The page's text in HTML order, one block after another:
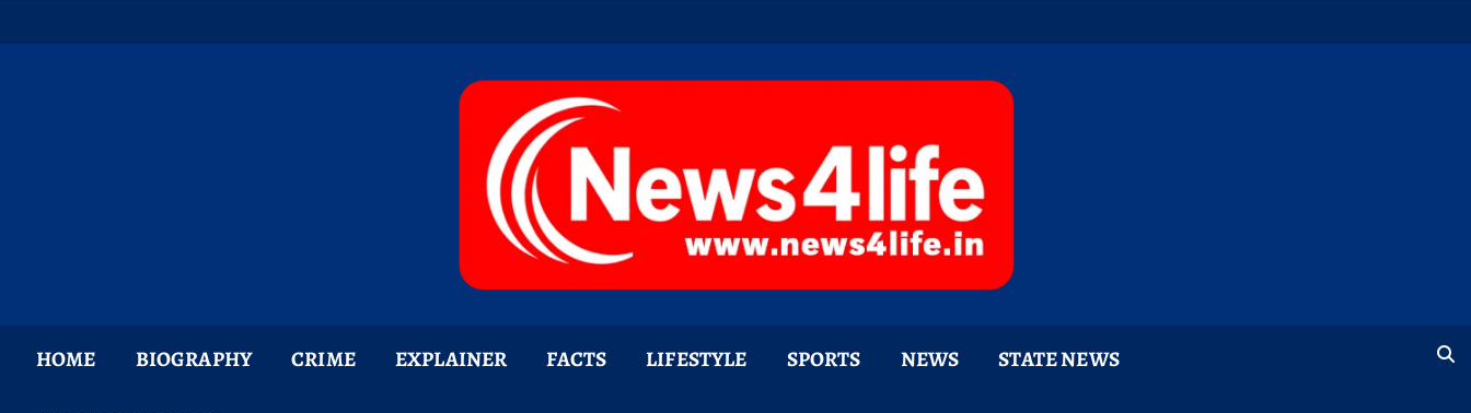
to
HOME BIOGRAPHY CRIME EXPLAINER FACTS LIFESTYLE SPORTS NEWS STATE NEWS